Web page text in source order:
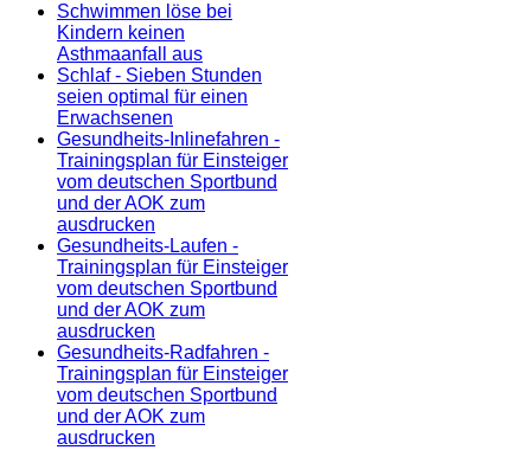
Schwimmen löse bei
Kindern keinen
Asthmaanfall aus
Schlaf - Sieben Stunden
seien optimal für einen
Erwachsenen
Gesundheits-Inlinefahren -
Trainingsplan für Einsteiger
vom deutschen Sportbund
und der AOK zum
ausdrucken
Gesundheits-Laufen -
Trainingsplan für Einsteiger
vom deutschen Sportbund
und der AOK zum
ausdrucken
Gesundheits-Radfahren -
Trainingsplan für Einsteiger
vom deutschen Sportbund
und der AOK zum
ausdrucken